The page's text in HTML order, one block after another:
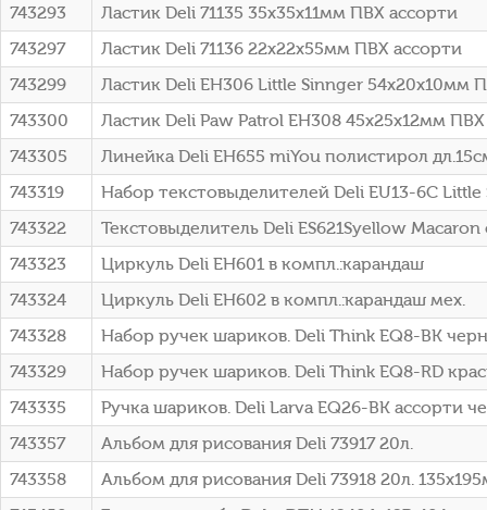
743293
Ластик Deli 71135 35х35х11мм ПВХ ассорти
743297
Ластик Deli 71136 22х22х55мм ПВХ ассорти
743299
Ластик Deli EH306 Little Sinnger 54х20х10мм
743300
Ластик Deli Paw Patrol EH308 45х25х12мм
743305
Линейка Deli EH655 miYou полистирол
743319
Набор текстовыделителей Deli EU13-6C
743322
Текстовыделитель Deli ES621Syellow
743323
Циркуль Deli EH601 в компл.:карандаш
743324
Циркуль Deli EH602 в компл.:карандаш мех.
743328
Набор ручек шариков. Deli Think EQ8-BK
743329
Набор ручек шариков. Deli Think EQ8-RD
743335
Ручка шариков. Deli Larva EQ26-BK ассорти
743357
Альбом для рисования Deli 73917 20л.
743358
Альбом для рисования Deli 73918 20л.